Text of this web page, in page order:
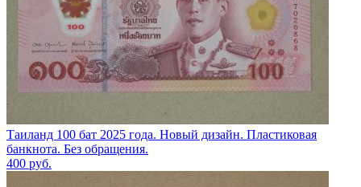
Таиланд 100 бат 2025 года. Новый дизайн. Пластиковая
банкнота. Без обращения.
400 руб.